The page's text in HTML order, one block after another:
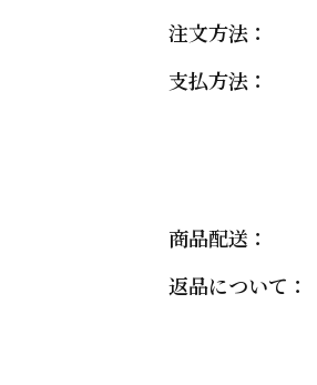
注文方法：
支払方法：
商品配送：
返品について：